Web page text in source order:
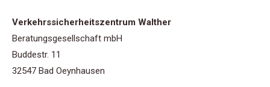
Verkehrssicherheitszentrum Walther
Beratungsgesellschaft mbH
Buddestr. 11
32547 Bad Oeynhausen